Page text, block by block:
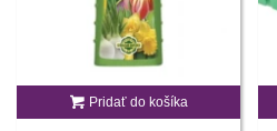
Pridať do košíka